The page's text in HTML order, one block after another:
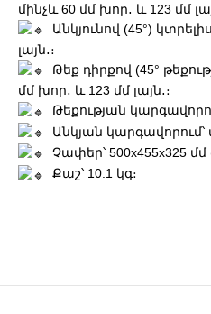
մինչև 60 մմ խոր․ և 123 մմ
Անկյունով (45°)
լայն․։
Թեք դիրքով (45°
մմ խոր․ և 123 մմ լայն․։
Թեքության
Անկյան կարգավորում՝
Չափեր՝ 500x455x325 մմ
Քաշ՝ 10.1 կգ։